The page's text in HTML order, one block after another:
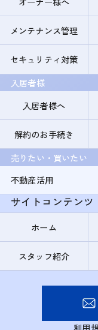
メンテナンス管理
セキュリティ対策
入居者様
入居者様へ
解約のお手続き
売りたい・買いたい
不動産活用
サイトコンテンツ
ホーム
スタッフ紹介
利用